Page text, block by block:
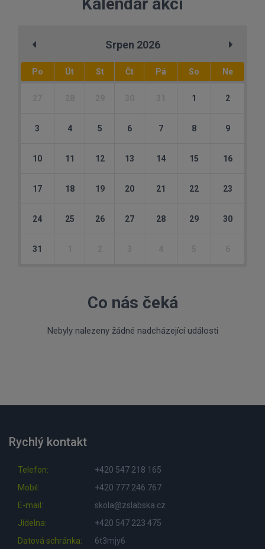
Kalendář akcí
Srpen 2026
Po Út St Čt Pá So Ne
1 2
3 4 5 6 7 8 9
10 11 12 13 14 15 16
17 18 19 20 21 22 23
24 25 26 27 28 29 30
31
Co nás čeká
Nebyly nalezeny žádné nadcházející události
Rychlý kontakt
Telefon:
+420 547 218 165
Mobil:
+420 777 246 767
E-mail:
skola@zslabska.cz
Jídelna:
+420 547 223 475
Datová schránka:
6t3mjy6